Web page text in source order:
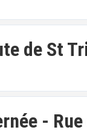
de St
- Rue